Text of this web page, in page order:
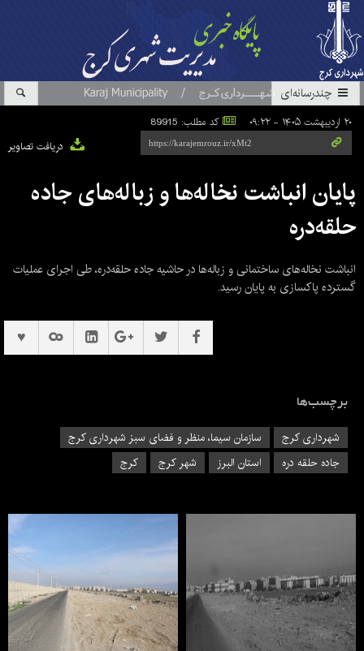
چندرسانه‌ای
۲۰ اردیبهشت ۱۴۰۵ - ۰۹:۲۲
کد مطلب: 89915
دریافت تصاویر
پایان انباشت نخاله‌ها و زباله‌های جاده
حلقه‌دره
انباشت نخاله‌های ساختمانی و زباله‌ها در حاشیه جاده حلقه‌دره، طی اجرای عملیات
گسترده پاکسازی به پایان رسید.
برچسب‌ها
شهرداری کرج
سازمان سیما، منظر و فضای سبز شهرداری کرج
جاده حلقه دره
استان البرز شهر کرج کرج